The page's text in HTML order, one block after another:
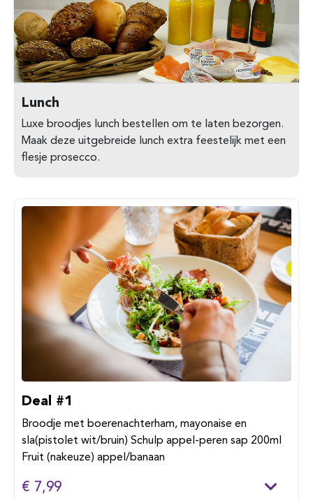
Lunch
Luxe broodjes lunch bestellen om te laten bezorgen.
Maak deze uitgebreide lunch extra feestelijk met een
flesje prosecco.
Deal #1
Broodje met boerenachterham, mayonaise en
sla(pistolet wit/bruin) Schulp appel-peren sap 200ml
Fruit (nakeuze) appel/banaan
€ 7,99